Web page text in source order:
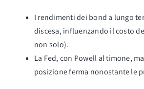
I rendimenti dei bond a lungo
discesa, influenzando il costo
non solo).
La Fed, con Powell al timone,
posizione ferma nonostante le